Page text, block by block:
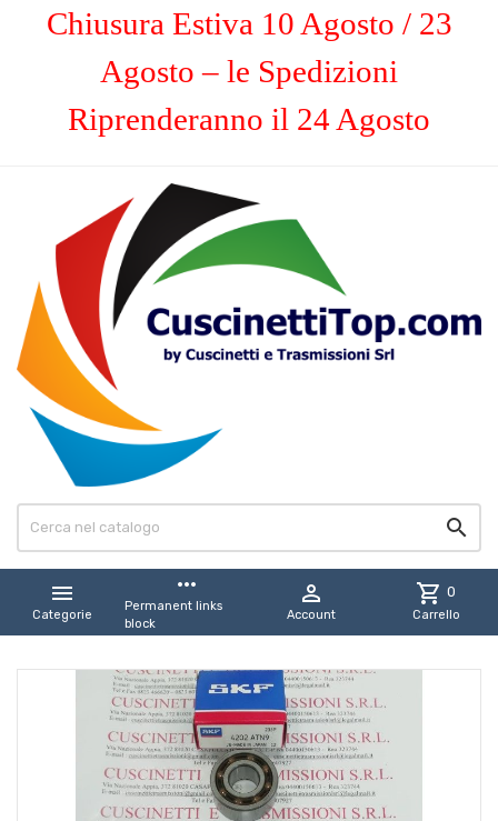
Chiusura Estiva 10 Agosto / 23
Agosto – le Spedizioni
Riprenderanno il 24 Agosto


Categorie
more_horiz
Permanent links
block

Account
shopping_cart 0
Carrello